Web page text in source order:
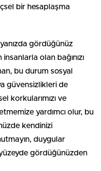
bir hesaplaşma
gördüğünüz
olan bağınızı
bu durum sosyal
güvensizlikleri de
korkularımızı ve
yardımcı olur, bu
kendinizi
duygular
gördüğünüzden